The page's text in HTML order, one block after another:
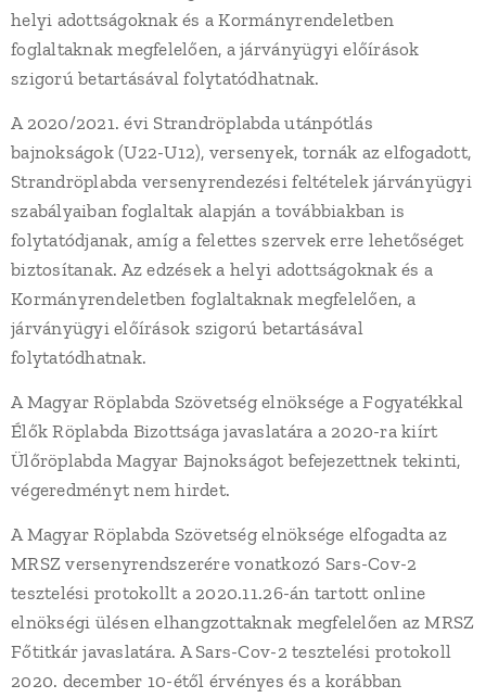
helyi adottságoknak és a Kormányrendeletben
foglaltaknak megfelelően, a járványügyi előírások
szigorú betartásával folytatódhatnak.
A 2020/2021. évi Strandröplabda utánpótlás
bajnokságok (U22-U12), versenyek, tornák az elfogadott,
Strandröplabda versenyrendezési feltételek járványügyi
szabályaiban foglaltak alapján a továbbiakban is
folytatódjanak, amíg a felettes szervek erre lehetőséget
biztosítanak. Az edzések a helyi adottságoknak és a
Kormányrendeletben foglaltaknak megfelelően, a
járványügyi előírások szigorú betartásával
folytatódhatnak.
A Magyar Röplabda Szövetség elnöksége a Fogyatékkal
Élők Röplabda Bizottsága javaslatára a 2020-ra kiírt
Ülőröplabda Magyar Bajnokságot befejezettnek tekinti,
végeredményt nem hirdet.
A Magyar Röplabda Szövetség elnöksége elfogadta az
MRSZ versenyrendszerére vonatkozó Sars-Cov-2
tesztelési protokollt a 2020.11.26-án tartott online
elnökségi ülésen elhangzottaknak megfelelően az MRSZ
Főtitkár javaslatára. A Sars-Cov-2 tesztelési protokoll
2020. december 10-étől érvényes és a korábban